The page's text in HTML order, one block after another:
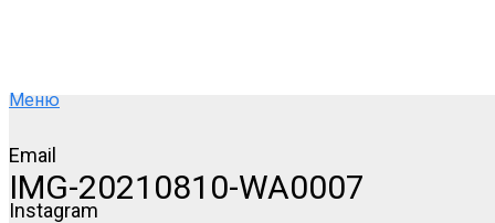
Меню
Email
Instagram
IMG-20210810-WA0007